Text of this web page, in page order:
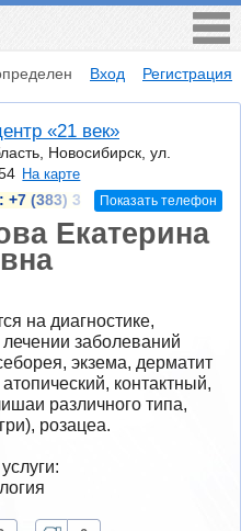
Вход Регистрация
«21 век»
Новосибирск, ул.
На карте
+7 (383) 3 Показать телефон
Екатерина
на диагностике,
заболеваний
экзема, дерматит
контактный,
различного типа,
розацеа.